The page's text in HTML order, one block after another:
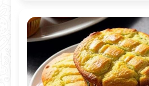
вынимая его сразу, чтобы он
свою форму. В сочетании с
сливочным кремом и свежими
получается идеальный
для любого повода.